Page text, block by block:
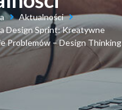
Aktualności
Design Sprint: Kreatywne
Problemów – Design Thinking